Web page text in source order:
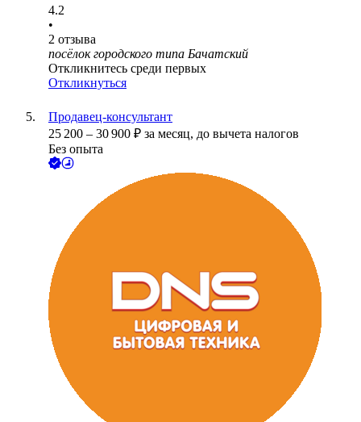
4.2
•
2 отзыва
посёлок городского типа Бачатский
Откликнитесь среди первых
Откликнуться
Продавец-консультант
25 200 – 30 900 ₽ за месяц, до вычета налогов
Без опыта